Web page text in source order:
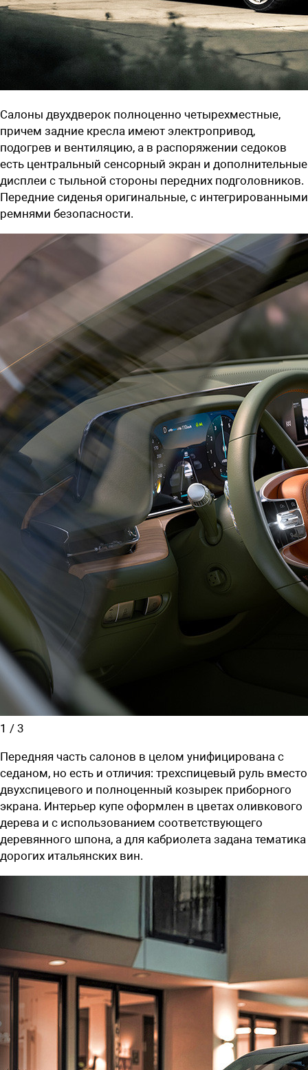
Салоны двухдверок полноценно четырехместные,
причем задние кресла имеют электропривод,
подогрев и вентиляцию, а в распоряжении седоков
есть центральный сенсорный экран и дополнительные
дисплеи с тыльной стороны передних подголовников.
Передние сиденья оригинальные, с интегрированными
ремнями безопасности.
1 / 3
Передняя часть салонов в целом унифицирована с
седаном, но есть и отличия: трехспицевый руль вместо
двухспицевого и полноценный козырек приборного
экрана. Интерьер купе оформлен в цветах оливкового
дерева и с использованием соответствующего
деревянного шпона, а для кабриолета задана тематика
дорогих итальянских вин.